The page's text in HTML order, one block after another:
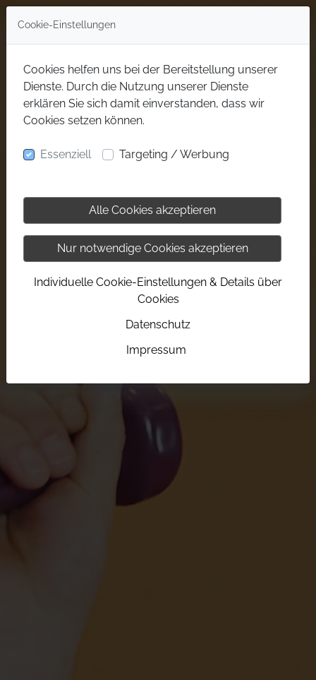
Cookie-Einstellungen
Cookies helfen uns bei der Bereitstellung unserer
Dienste. Durch die Nutzung unserer Dienste
erklären Sie sich damit einverstanden, dass wir
Cookies setzen können.
Essenziell Targeting / Werbung
Alle Cookies akzeptieren
Nur notwendige Cookies akzeptieren
Individuelle Cookie-Einstellungen & Details über
Cookies
Datenschutz
Impressum